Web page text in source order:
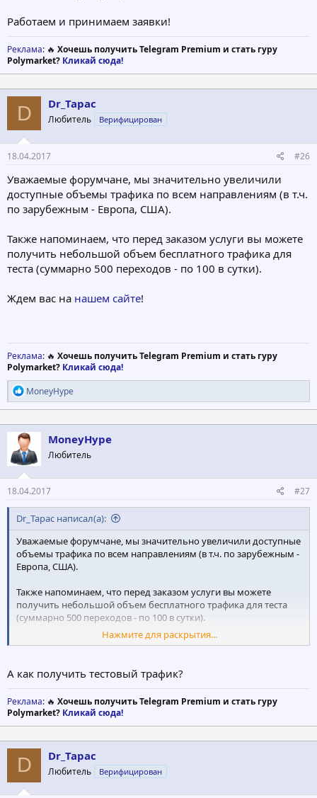
Работаем и принимаем заявки!
Реклама: 🔥 Хочешь получить Telegram Premium и стать гуру
Polymarket? Кликай сюда!
D Dr_Tapac
Любитель Верифицирован
18.04.2017 #26
Уважаемые форумчане, мы значительно увеличили
доступные объемы трафика по всем направлениям (в т.ч.
по зарубежным - Европа, США).
Также напоминаем, что перед заказом услуги вы можете
получить небольшой объем бесплатного трафика для
теста (суммарно 500 переходов - по 100 в сутки).
Ждем вас на нашем сайте!
Реклама: 🔥 Хочешь получить Telegram Premium и стать гуру
Polymarket? Кликай сюда!
Р
е
а
к
ц
и
и
:
MoneyHype
MoneyHype
Любитель
18.04.2017 #27
Dr_Tapac написал(а):
Уважаемые форумчане, мы значительно увеличили доступные
объемы трафика по всем направлениям (в т.ч. по зарубежным -
Европа, США).
Также напоминаем, что перед заказом услуги вы можете
получить небольшой объем бесплатного трафика для теста
(суммарно 500 переходов - по 100 в сутки).
Ждем вас нанашем сайте!
Нажмите для раскрытия...
А как получить тестовый трафик?
Реклама: 🔥 Хочешь получить Telegram Premium и стать гуру
Polymarket? Кликай сюда!
D Dr_Tapac
Любитель Верифицирован